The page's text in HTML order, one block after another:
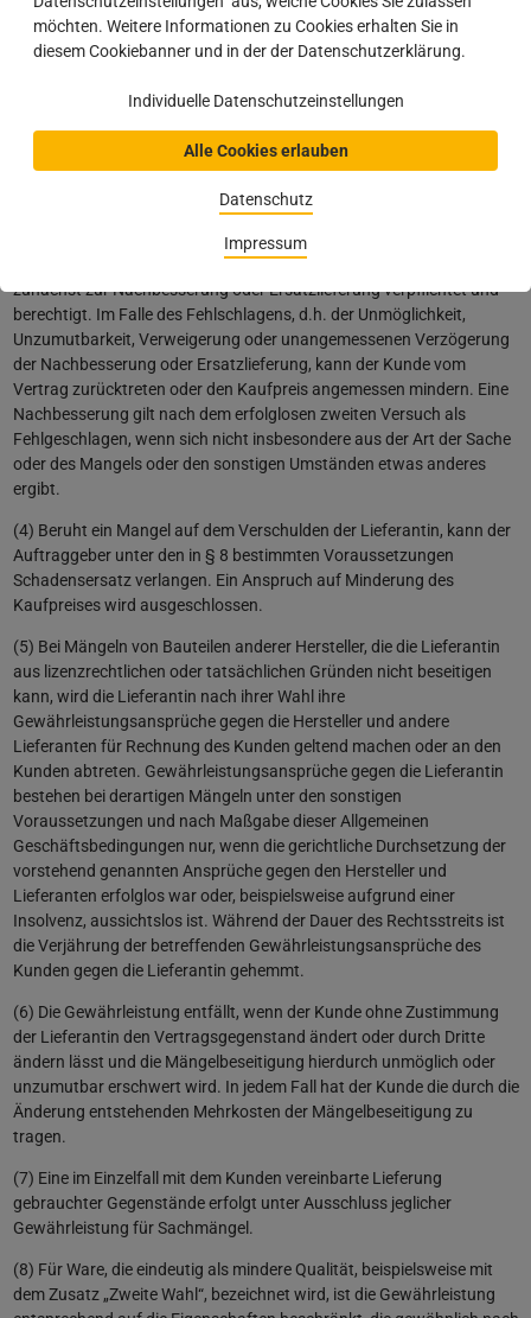
möchten. Weitere Informationen zu Cookies erhalten Sie in
diesem Cookiebanner und in der der Datenschutzerklärung.
Individuelle Datenschutzeinstellungen
Alle Cookies erlauben
Datenschutz
Impressum
Zeitpunkt, in dem der Mangel für den Kunden bei normaler
Verwendung des Liefergegenstandes ohne nähere Untersuchung
Liefergegenstand frachtfrei an diese zurückzusenden. Bei
günstigsten Versandweges; dies gilt nicht, soweit die Kosten sich
erhöhen, weil der Liefergegenstand sich an einem anderen Ort als
dem Ort des bestimmungsgemäßen Gebrauchs befindet.
(3) Bei Sachmängeln der gelieferten Gegenstände ist die Lieferantin
nach ihrer innerhalb angemessener Frist zu treffenden Wahl
zunächst zur Nachbesserung oder Ersatzlieferung verpflichtet und
berechtigt. Im Falle des Fehlschlagens, d.h. der Unmöglichkeit,
Unzumutbarkeit, Verweigerung oder unangemessenen Verzögerung
der Nachbesserung oder Ersatzlieferung, kann der Kunde vom
Vertrag zurücktreten oder den Kaufpreis angemessen mindern. Eine
Nachbesserung gilt nach dem erfolglosen zweiten Versuch als
Fehlgeschlagen, wenn sich nicht insbesondere aus der Art der Sache
oder des Mangels oder den sonstigen Umständen etwas anderes
ergibt.
(4) Beruht ein Mangel auf dem Verschulden der Lieferantin, kann der
Auftraggeber unter den in § 8 bestimmten Voraussetzungen
Schadensersatz verlangen. Ein Anspruch auf Minderung des
Kaufpreises wird ausgeschlossen.
(5) Bei Mängeln von Bauteilen anderer Hersteller, die die Lieferantin
aus lizenzrechtlichen oder tatsächlichen Gründen nicht beseitigen
kann, wird die Lieferantin nach ihrer Wahl ihre
Gewährleistungsansprüche gegen die Hersteller und andere
Lieferanten für Rechnung des Kunden geltend machen oder an den
Kunden abtreten. Gewährleistungsansprüche gegen die Lieferantin
bestehen bei derartigen Mängeln unter den sonstigen
Voraussetzungen und nach Maßgabe dieser Allgemeinen
Geschäftsbedingungen nur, wenn die gerichtliche Durchsetzung der
vorstehend genannten Ansprüche gegen den Hersteller und
Lieferanten erfolglos war oder, beispielsweise aufgrund einer
Insolvenz, aussichtslos ist. Während der Dauer des Rechtsstreits ist
die Verjährung der betreffenden Gewährleistungsansprüche des
Kunden gegen die Lieferantin gehemmt.
(6) Die Gewährleistung entfällt, wenn der Kunde ohne Zustimmung
der Lieferantin den Vertragsgegenstand ändert oder durch Dritte
ändern lässt und die Mängelbeseitigung hierdurch unmöglich oder
unzumutbar erschwert wird. In jedem Fall hat der Kunde die durch die
Änderung entstehenden Mehrkosten der Mängelbeseitigung zu
tragen.
(7) Eine im Einzelfall mit dem Kunden vereinbarte Lieferung
gebrauchter Gegenstände erfolgt unter Ausschluss jeglicher
Gewährleistung für Sachmängel.
(8) Für Ware, die eindeutig als mindere Qualität, beispielsweise mit
dem Zusatz „Zweite Wahl“, bezeichnet wird, ist die Gewährleistung